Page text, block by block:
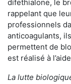
difethialone, le
rappelant que
professionnels
anticoagulants,
permettent de
est réalisé à
La lutte